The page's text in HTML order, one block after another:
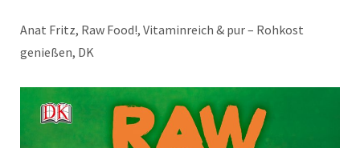
Anat Fritz, Raw Food!, Vitaminreich & pur – Rohkost
genießen, DK